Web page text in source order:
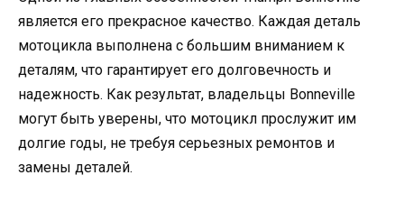
является его прекрасное качество. Каждая деталь
мотоцикла выполнена с большим вниманием к
деталям, что гарантирует его долговечность и
надежность. Как результат, владельцы Bonneville
могут быть уверены, что мотоцикл прослужит им
долгие годы, не требуя серьезных ремонтов и
замены деталей.